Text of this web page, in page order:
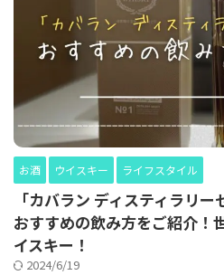
お酒 ウイスキー ライフスタイル
「カバラン ディスティラリ
おすすめの飲み方をご紹介！
イスキー！
2024/6/19